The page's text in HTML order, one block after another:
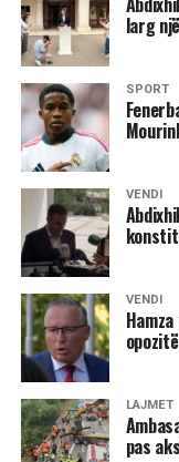
të jetë e
Online/
larg
SPORT
VENDI
VENDI
opozitë
LAJMET
pas